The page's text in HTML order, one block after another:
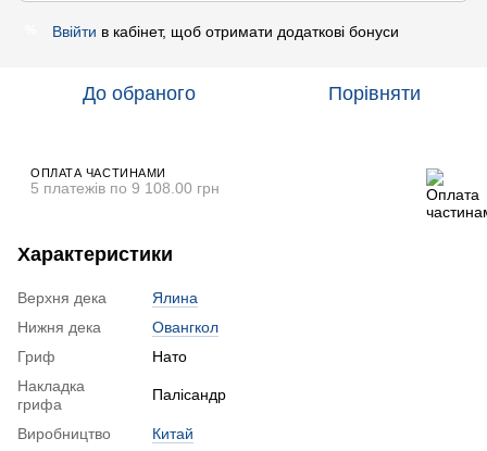
Ввійти в кабінет, щоб отримати додаткові бонуси
До обраного Порівняти
ОПЛАТА ЧАСТИНАМИ
5 платежів по 9 108.00 грн
Характеристики
Верхня дека
Ялина
Нижня дека
Овангкол
Гриф
Нато
Накладка
грифа
Палісандр
Виробництво
Китай